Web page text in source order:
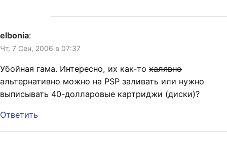
elbonia:
Чт, 7 Сен, 2006 в 07:37
Убойная гама. Интересно, их как-то халявно
альтернативно можно на PSP заливать или нужно
выписывать 40-долларовые картриджи (диски)?
Ответить